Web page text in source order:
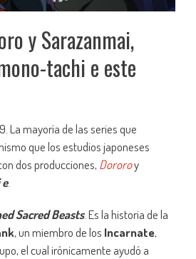
y Sarazanmai,
tachi e este
La mayoría de las series que
que los estudios japoneses
dos producciones, Dororoy
.
Sacred Beasts. Es la historia de la
, un miembro de los Incarnate,
el cual irónicamente ayudó a